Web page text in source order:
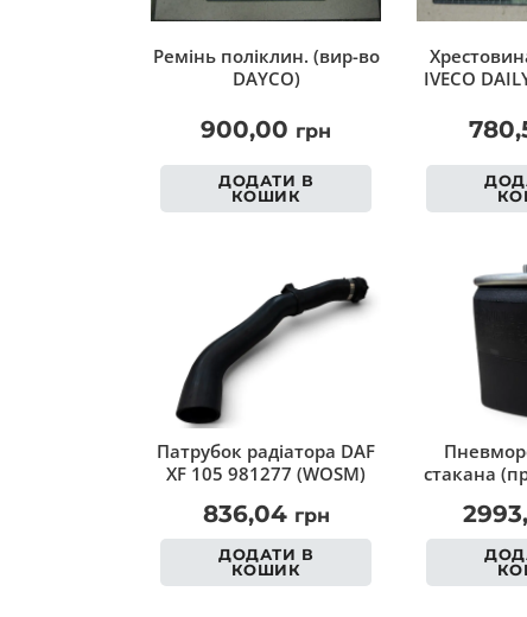
Ремінь поліклин. (вир-во
DAYCO)
900,00 грн
ДОДАТИ В
КОШИК
IVECO
Патрубок радіатора DAF
XF 105 981277 (WOSM)
836,04 грн
ДОДАТИ В
КОШИК
стакана